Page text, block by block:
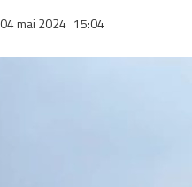
04 mai 2024 15:04